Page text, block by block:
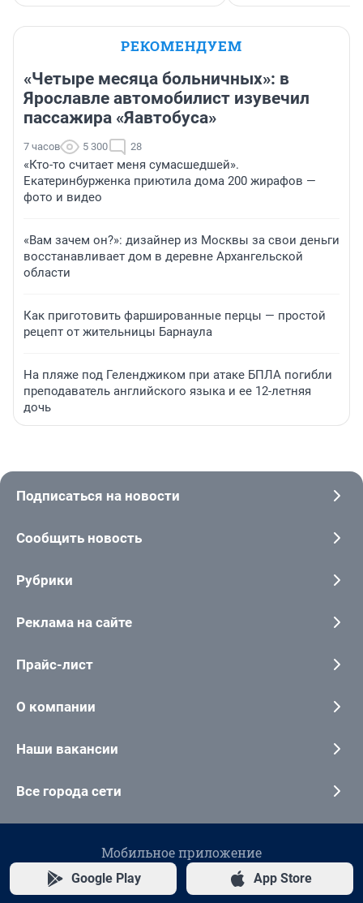
РЕКОМЕНДУЕМ
«Четыре месяца больничных»: в
Ярославле автомобилист изувечил
пассажира «Яавтобуса»
7 часов 5 300 28
«Кто-то считает меня сумасшедшей».
Екатеринбурженка приютила дома 200 жирафов —
фото и видео
«Вам зачем он?»: дизайнер из Москвы за свои деньги
восстанавливает дом в деревне Архангельской
области
Как приготовить фаршированные перцы — простой
рецепт от жительницы Барнаула
На пляже под Геленджиком при атаке БПЛА погибли
преподаватель английского языка и ее 12-летняя
дочь
Подписаться на новости
Сообщить новость
Рубрики
Реклама на сайте
Прайс-лист
О компании
Наши вакансии
Все города сети
Мобильное приложение
Google Play App Store